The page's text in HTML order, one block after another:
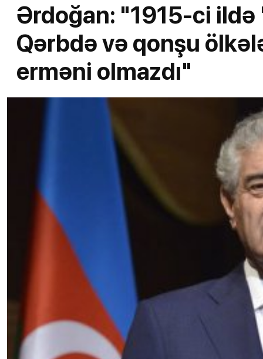
Ərdoğan: "1915-ci ildə
Qərbdə və qonşu
erməni olmazdı"